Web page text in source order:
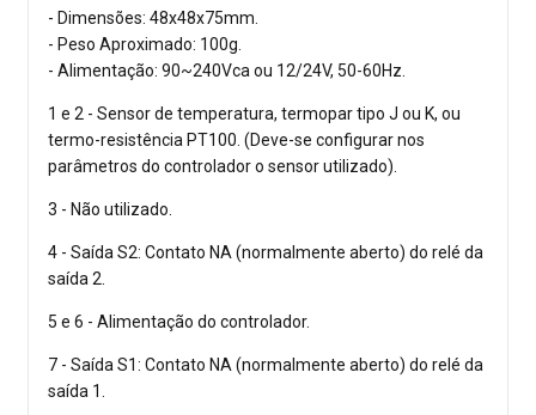
- Dimensões: 48x48x75mm.
- Peso Aproximado: 100g.
- Alimentação: 90~240Vca ou 12/24V, 50-60Hz.
1 e 2 - Sensor de temperatura, termopar tipo J ou K, ou
termo-resistência PT100. (Deve-se configurar nos
parâmetros do controlador o sensor utilizado).
3 - Não utilizado.
4 - Saída S2: Contato NA (normalmente aberto) do relé da
saída 2.
5 e 6 - Alimentação do controlador.
7 - Saída S1: Contato NA (normalmente aberto) do relé da
saída 1.